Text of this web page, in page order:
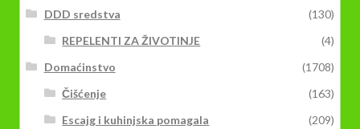
DDD sredstva
(130)
REPELENTI ZA ŽIVOTINJE
(4)
Domaćinstvo
(1708)
Čišćenje
(163)
Escajg i kuhinjska pomagala
(209)